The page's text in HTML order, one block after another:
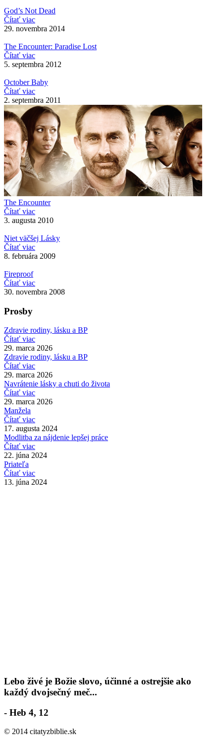
God’s Not Dead
Čítať viac
29. novembra 2014
The Encounter: Paradise Lost
Čítať viac
5. septembra 2012
October Baby
Čítať viac
2. septembra 2011
The Encounter
Čítať viac
3. augusta 2010
Niet väčšej Lásky
Čítať viac
8. februára 2009
Fireproof
Čítať viac
30. novembra 2008
Prosby
Zdravie rodiny, lásku a BP
Čítať viac
29. marca 2026
Zdravie rodiny, lásku a BP
Čítať viac
29. marca 2026
Navrátenie lásky a chuti do života
Čítať viac
29. marca 2026
Manžela
Čítať viac
17. augusta 2024
Modlitba za nájdenie lepšej práce
Čítať viac
22. júna 2024
Priateľa
Čítať viac
13. júna 2024
Lebo živé je Božie slovo, účinné a ostrejšie ako
každý dvojsečný meč...
- Heb 4, 12
© 2014 citatyzbiblie.sk